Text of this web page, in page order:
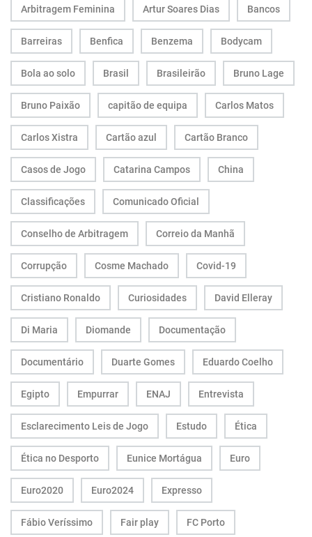
Arbitragem Feminina Artur Soares Dias Bancos
Barreiras Benfica Benzema Bodycam
Bola ao solo Brasil Brasileirão Bruno Lage
Bruno Paixão capitão de equipa Carlos Matos
Carlos Xistra Cartão azul Cartão Branco
Casos de Jogo Catarina Campos China
Classificações Comunicado Oficial
Conselho de Arbitragem Correio da Manhã
Corrupção Cosme Machado Covid-19
Cristiano Ronaldo Curiosidades David Elleray
Di Maria Diomande Documentação
Documentário Duarte Gomes Eduardo Coelho
Egipto Empurrar ENAJ Entrevista
Esclarecimento Leis de Jogo Estudo Ética
Ética no Desporto Eunice Mortágua Euro
Euro2020 Euro2024 Expresso
Fábio Veríssimo Fair play FC Porto